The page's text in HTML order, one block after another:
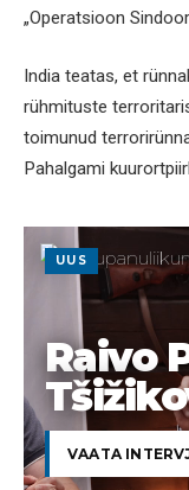
„Operatsioon
India teatas, et
rühmituste
toimunud
Pahalgami
UUS
Raivo
VAATA